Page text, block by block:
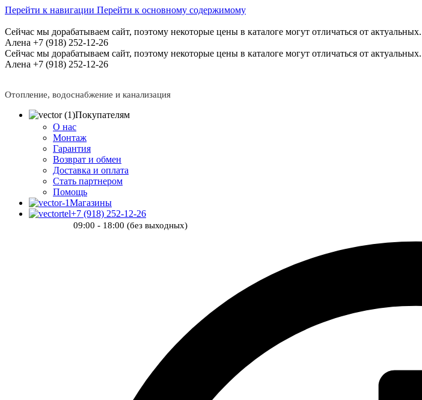
Перейти к навигации Перейти к основному содержимому
Сейчас мы дорабатываем сайт, поэтому некоторые цены в каталоге могут отличаться от актуальных.
Алена +7 (918) 252-12-26
Сейчас мы дорабатываем сайт, поэтому некоторые цены в каталоге могут отличаться от актуальных.
Алена +7 (918) 252-12-26
Отопление, водоснабжение и канализация
Покупателям
О нас
Монтаж
Гарантия
Возврат и обмен
Доставка и оплата
Стать партнером
Помощь
Магазины
+7 (918) 252-12-26
09:00 - 18:00 (без выходных)